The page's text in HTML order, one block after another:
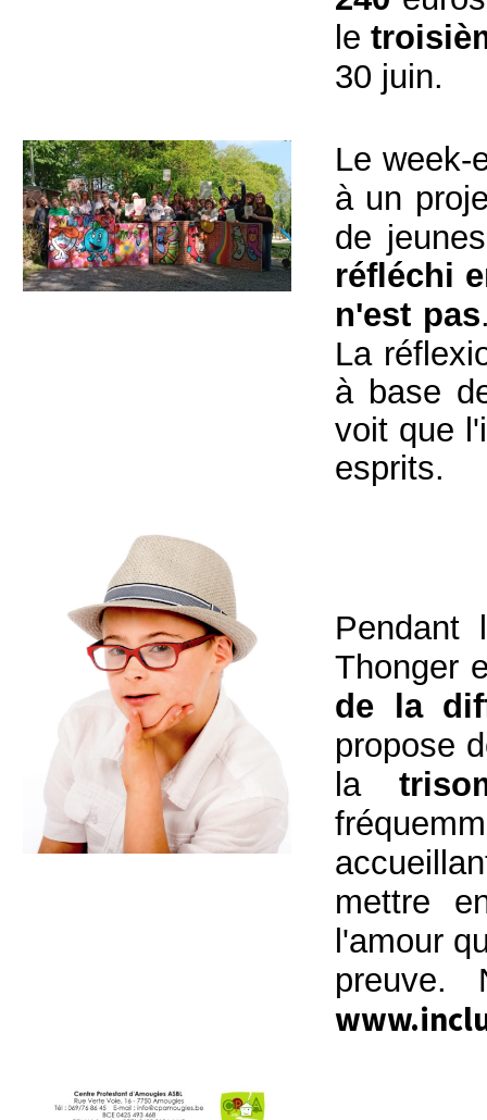
le
30 juin.
Le
à un
de
réfléchi
n'est pas
La
à base
voit que
esprits.
Pendant
Thonger
de la
propose
la
mettre
l'amour
preuve.